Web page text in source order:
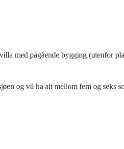
med pågående bygging (utenfor
og vil ha alt mellom fem og seks